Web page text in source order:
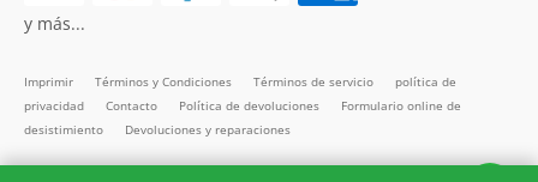
Imprimir Términos y Condiciones Términos de servicio
política de
privacidad
Contacto Política de devoluciones
Formulario online de
desistimiento
Devoluciones y reparaciones
y más...